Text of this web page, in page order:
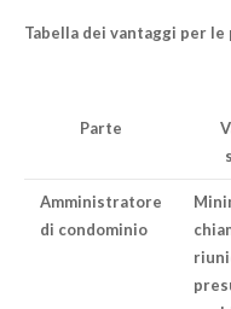
Tabella dei vantaggi per le
Parte
Amministratore
di condominio